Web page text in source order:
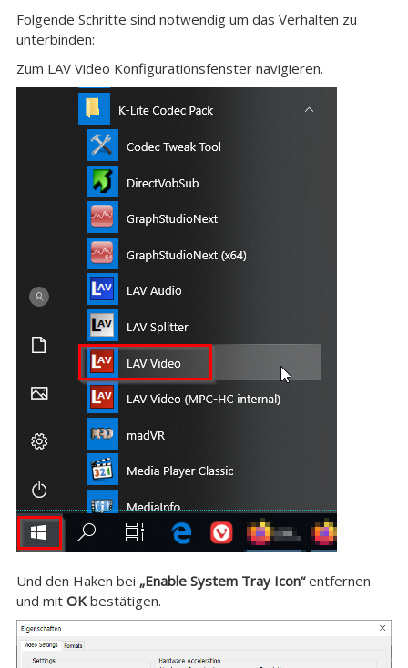
Folgende Schritte sind notwendig um das Verhalten zu
unterbinden:
Zum LAV Video Konfigurationsfenster navigieren.
Und den Haken bei „Enable System Tray Icon“entfernen
und mit OK bestätigen.